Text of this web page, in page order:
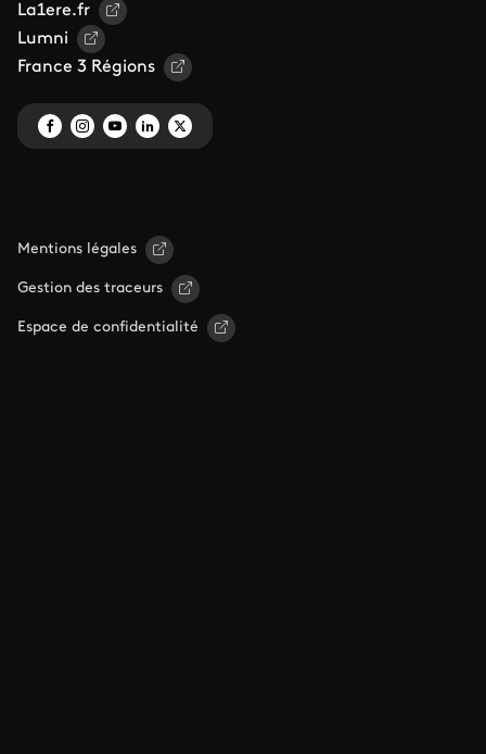
La1ere.fr
Lumni
France 3 Régions
Mentions légales
Gestion des traceurs
Espace de confidentialité